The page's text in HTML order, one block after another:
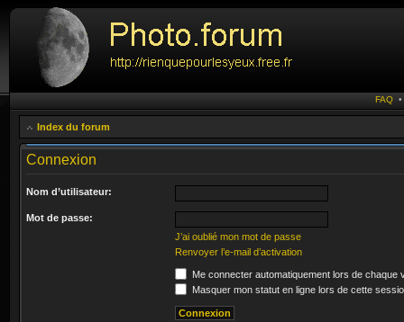
FAQ
Index du forum
Connexion
Nom d’utilisateur:
Mot de passe:
J’ai oublié mon mot de passe
Renvoyer l’e-mail d’activation
Me connecter automatiquement lors de chaque
Masquer mon statut en ligne lors de cette